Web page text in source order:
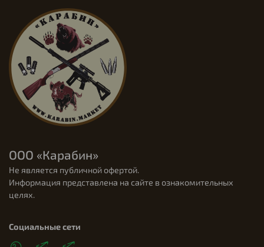
ООО «Карабин»
Не является публичной офертой.
Информация представлена на сайте в ознакомительных
целях.
Социальные сети